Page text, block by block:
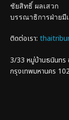
ชัยสิทธิ์ ผลเสวก
บรรณาธิการฝ่ายมี
ติดต่อเรา:
3/33 หมู่บ้านธนินทร
กรุงเทพมหานคร